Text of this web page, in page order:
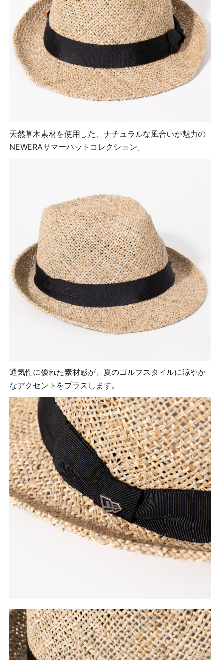
天然草木素材を使用した、ナチュラルな風合いが魅力の
NEWERAサマーハットコレクション。
通気性に優れた素材感が、夏のゴルフスタイルに涼やか
なアクセントをプラスします。